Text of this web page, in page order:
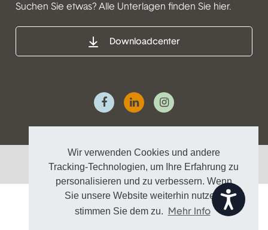
Wir verwenden Cookies und andere
Tracking-Technologien, um Ihre Erfahrung zu
personalisieren und zu verbessern. Wenn
Sie unsere Website weiterhin nutzen,
stimmen Sie dem zu. Mehr Info
Zug&auml;nglichkeit
Suchen Sie etwas? Alle Unterlagen finden Sie hier.
Downloadcenter
Datenschutz Impressum